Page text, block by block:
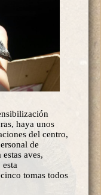
haya unos
del centro,
de
aves,
tomas todos